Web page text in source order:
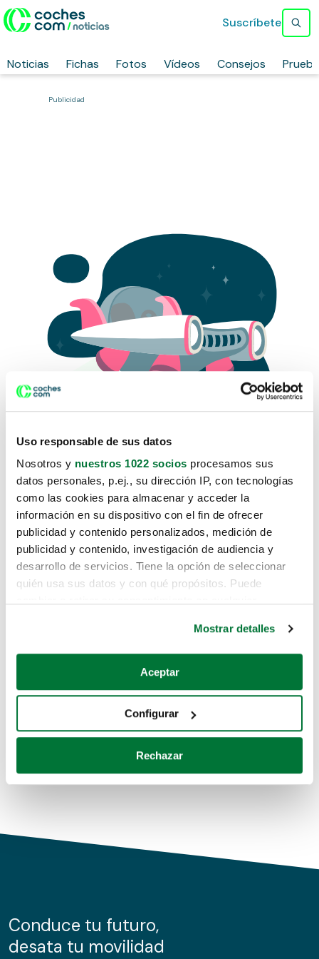
Uso responsable de sus datos
Nosotros y nuestros 1022 socios procesamos sus
datos personales, p.ej., su dirección IP, con tecnologías
como las cookies para almacenar y acceder la
información en su dispositivo con el fin de ofrecer
publicidad y contenido personalizados, medición de
publicidad y contenido, investigación de audiencia y
desarrollo de servicios. Tiene la opción de seleccionar
quién usa sus datos y con qué propósitos. Puede
Si lo permite, también quisiéramos:
Recopilar información sobre su ubicación geográfica
Identificar su dispositivo analizándolo activamente
para buscar características específicas (huellas
Obtenga más información sobre cómo se procesan sus
de cookies.
información sobre el uso que haga del sitio web con
nuestros partners de redes sociales, publicidad y análisis
Mostrar detalles
Aceptar
Configurar
Rechazar
Noticias Fichas Fotos Vídeos Consejos
Suscríbete
Publicidad
Lo sentimos, no sabemos como
te hemos traido hasta aquí.
Pero puedes encontrar el coche que estás
buscando en alguno de estos enlaces:
Coches de segunda mano
Coches de km0
Conduce tu futuro,
desata tu movilidad